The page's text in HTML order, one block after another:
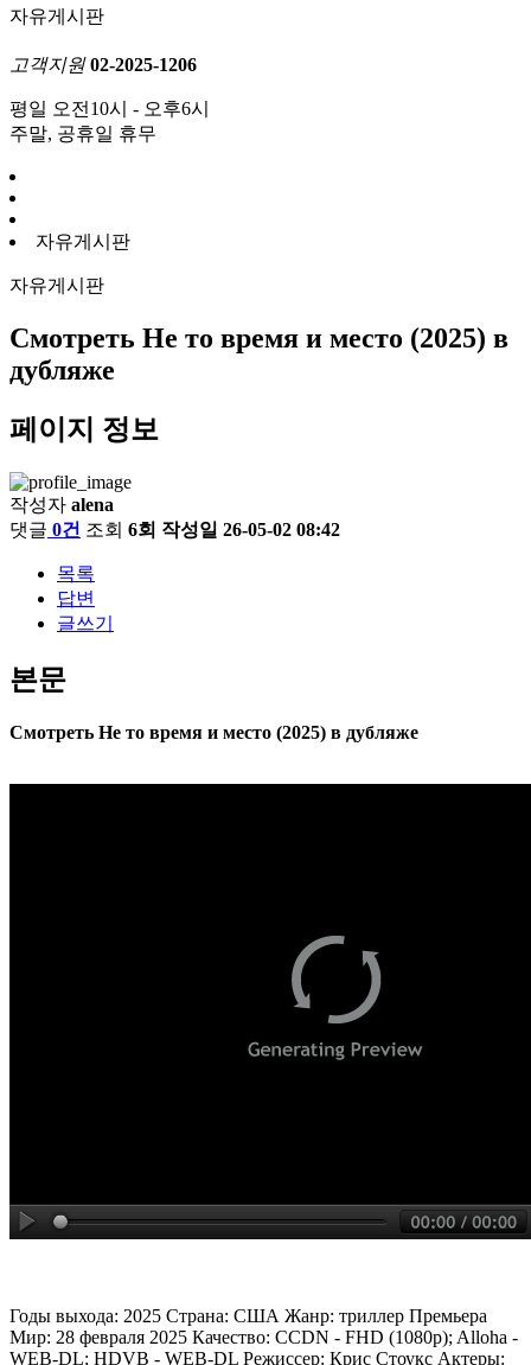
자유게시판
고객지원 02-2025-1206
평일 오전10시 - 오후6시
주말, 공휴일 휴무
자유게시판
자유게시판
Смотреть Не то время и место (2025) в
дубляже
페이지 정보
작성자 alena
댓글 0건 조회 6회 작성일 26-05-02 08:42
목록
답변
글쓰기
본문
Смотреть Не то время и место (2025) в дубляже
Годы выхода: 2025 Страна: США Жанр: триллер Премьера
Мир: 28 февраля 2025 Качество: CCDN - FHD (1080p); Alloha -
WEB-DL; HDVB - WEB-DL Режиссер: Крис Стоукс Актеры: